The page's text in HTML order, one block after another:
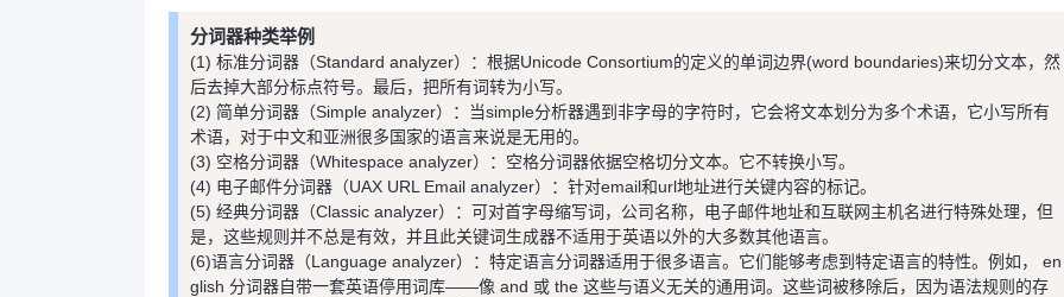
分词器种类举例
(1) 标准分词器（Standard analyzer）：根据Unicode Consortium的定义的单词边界(word boundaries)来切分文本，然
后去掉大部分标点符号。最后，把所有词转为小写。
(2) 简单分词器（Simple analyzer）：当simple分析器遇到非字母的字符时，它会将文本划分为多个术语，它小写所有
术语，对于中文和亚洲很多国家的语言来说是无用的。
(3) 空格分词器（Whitespace analyzer）：空格分词器依据空格切分文本。它不转换小写。
(4) 电子邮件分词器（UAX URL Email analyzer）：针对email和url地址进行关键内容的标记。
(5) 经典分词器（Classic analyzer）：可对首字母缩写词，公司名称，电子邮件地址和互联网主机名进行特殊处理，但
是，这些规则并不总是有效，并且此关键词生成器不适用于英语以外的大多数其他语言。
(6)语言分词器（Language analyzer）：特定语言分词器适用于很多语言。它们能够考虑到特定语言的特性。例如， en
glish 分词器自带一套英语停用词库——像 and 或 the 这些与语义无关的通用词。这些词被移除后，因为语法规则的存
5月30-31日，2024向星力·
2024-05-30 05:00:00 ~ 05-